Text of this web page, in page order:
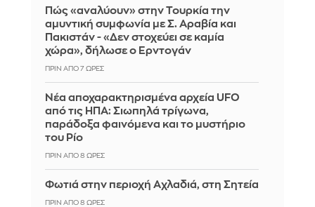
Πώς «αναλύουν» στην Τουρκία την
αμυντική συμφωνία με Σ. Αραβία και
Πακιστάν - «Δεν στοχεύει σε καμία
χώρα», δήλωσε ο Ερντογάν
ΠΡΙΝ ΑΠΌ 7 ΏΡΕΣ
Νέα αποχαρακτηρισμένα αρχεία UFO
από τις ΗΠΑ: Σιωπηλά τρίγωνα,
παράδοξα φαινόμενα και το μυστήριο
του Ρίο
ΠΡΙΝ ΑΠΌ 8 ΏΡΕΣ
Φωτιά στην περιοχή Αχλαδιά, στη Σητεία
ΠΡΙΝ ΑΠΌ 8 ΏΡΕΣ